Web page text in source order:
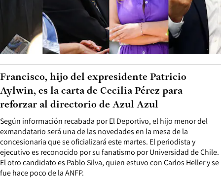
Según información recabada por El Deportivo, el hijo menor del
exmandatario será una de las novedades en la mesa de la
concesionaria que se oficializará este martes. El periodista y
ejecutivo es reconocido por su fanatismo por Universidad de Chile.
El otro candidato es Pablo Silva, quien estuvo con Carlos Heller y se
fue hace poco de la ANFP.
Francisco, hijo del expresidente Patricio
Aylwin, es la carta de Cecilia Pérez para
reforzar al directorio de Azul Azul